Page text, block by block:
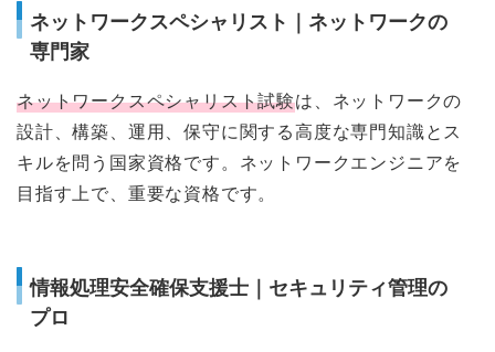
ネットワークスペシャリスト｜ネットワークの
専門家
ネットワークスペシャリスト試験は、ネットワークの
設計、構築、運用、保守に関する高度な専門知識とス
キルを問う国家資格です。ネットワークエンジニアを
目指す上で、重要な資格です。
情報処理安全確保支援士｜セキュリティ管理の
プロ